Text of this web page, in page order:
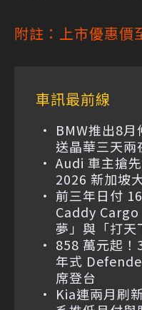
附註：上市優惠價
車訊最前線
BMW推出8
送晶華三天
Audi 車主搶
2026 新加坡
前三年日付
Caddy Cargo
夢」與「打天
858 萬元起！
年式
席登台
Kia連兩月刷